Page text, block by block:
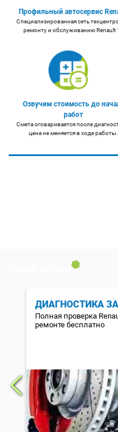
Профильный автосервис
Cпециализированная сеть
ремонту и обслуживанию Renault
Озвучим стоимость до
работ
Смета оговаривается после
цена не меняется в ходе работы.
ДИАГНОСТИКА
Полная проверка
ремонте бесплатно